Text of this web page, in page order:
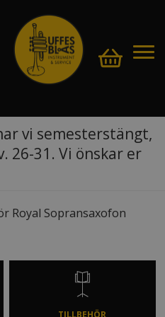
vi semesterstängt,
26-31. Vi önskar er
Royal Sopransaxofon
TILLBEHÖR